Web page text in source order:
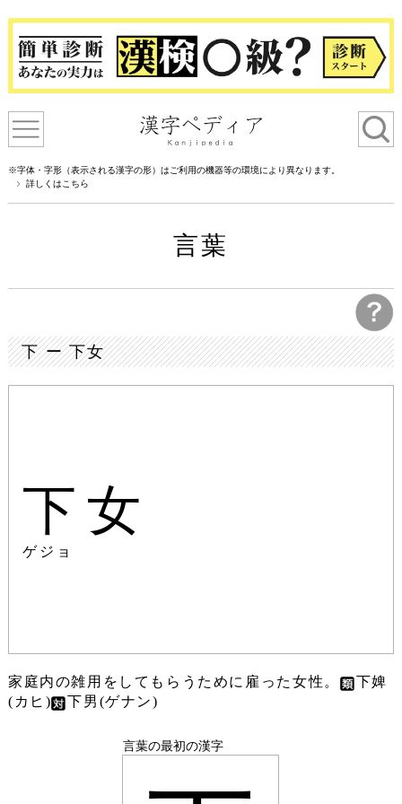
※字体・字形（表示される漢字の形）はご利用の機器等の環境により異なります。
詳しくはこちら
言葉
下 ー 下女
下女
ゲジョ
家庭内の雑用をしてもらうために雇った女性。
下婢
(カヒ)
下男(ゲナン)
言葉の最初の漢字